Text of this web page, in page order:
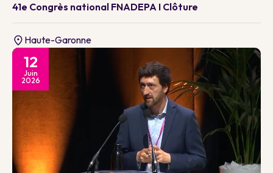
41e Congrès national FNADEPA I Clôture
Haute-Garonne
12
Juin
2026